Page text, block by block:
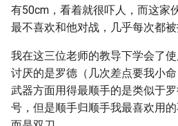
有50cm，看着就很吓人，而这家
最不喜欢和他对战，几乎每次都被
我在这三位老师的教导下学会了
讨厌的是罗德（几次差点要我小
武器方面用得最顺手的是类似于
号，但是顺手归顺手我最喜欢用